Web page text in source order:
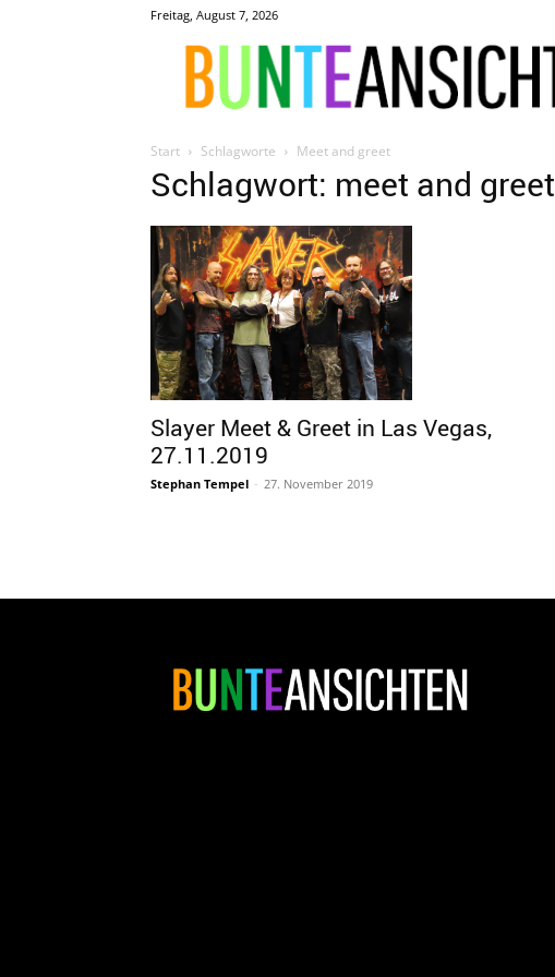
Freitag, August 7, 2026
Start Schlagworte Meet and greet
Schlagwort: meet and greet
Slayer Meet & Greet in Las Vegas,
27.11.2019
Stephan Tempel - 27. November 2019